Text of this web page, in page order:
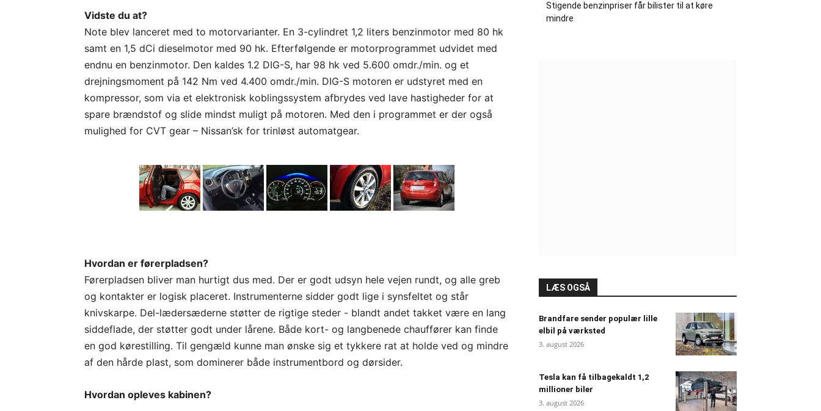
Vidste du at?
Note blev lanceret med to motorvarianter. En 3-cylindret 1,2 liters benzinmotor med 80 hk
samt en 1,5 dCi dieselmotor med 90 hk. Efterfølgende er motorprogrammet udvidet med
endnu en benzinmotor. Den kaldes 1.2 DIG-S, har 98 hk ved 5.600 omdr./min. og et
drejningsmoment på 142 Nm ved 4.400 omdr./min. DIG-S motoren er udstyret med en
kompressor, som via et elektronisk koblingssystem afbrydes ved lave hastigheder for at
spare brændstof og slide mindst muligt på motoren. Med den i programmet er der også
mulighed for CVT gear – Nissan’sk for trinløst automatgear.
Hvordan er førerpladsen?
Førerpladsen bliver man hurtigt dus med. Der er godt udsyn hele vejen rundt, og alle greb
og kontakter er logisk placeret. Instrumenterne sidder godt lige i synsfeltet og står
knivskarpe. Del-lædersæderne støtter de rigtige steder - blandt andet takket være en lang
siddeflade, der støtter godt under lårene. Både kort- og langbenede chauffører kan finde
en god kørestilling. Til gengæld kunne man ønske sig et tykkere rat at holde ved og mindre
af den hårde plast, som dominerer både instrumentbord og dørsider.
Hvordan opleves kabinen?
Stigende benzinpriser får bilister til at køre
mindre
LÆS OGSÅ
Brandfare sender populær lille
elbil på værksted
3. august 2026
Tesla kan få tilbagekaldt 1,2
millioner biler
3. august 2026